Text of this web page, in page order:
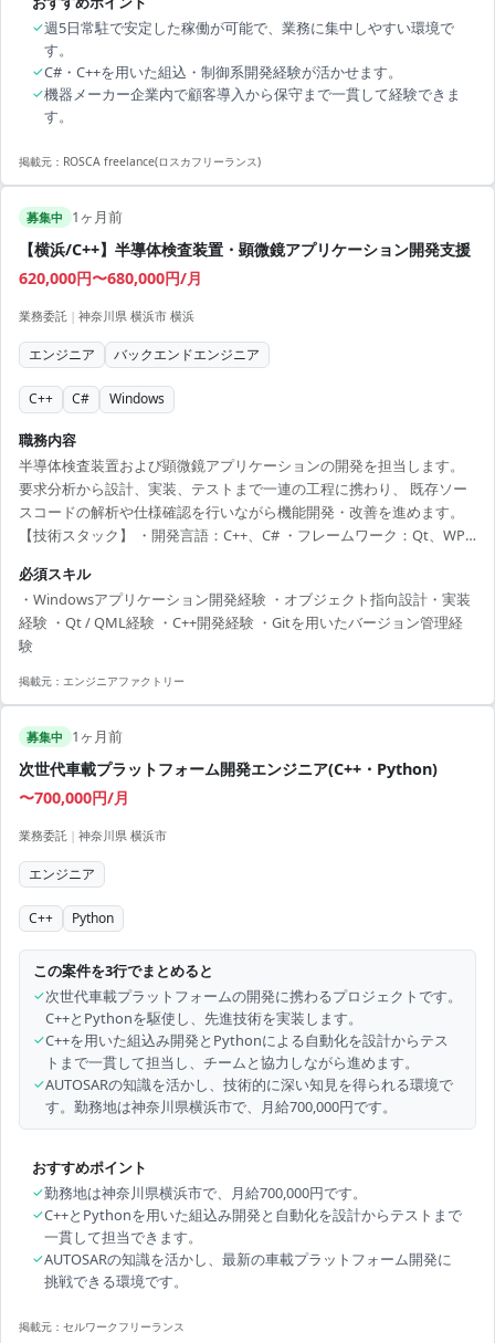
✓週5日常駐で安定した稼働が可能で、業務に集中しやすい環境で
す。
✓C#・C++を用いた組込・制御系開発経験が活かせます。
✓機器メーカー企業内で顧客導入から保守まで一貫して経験できま
す。
掲載元： ROSCA freelance(ロスカフリーランス)
募集中 1ヶ月前
【横浜/C++】半導体検査装置・顕微鏡アプリケーション開発支援
620,000円〜680,000円/月
業務委託 | 神奈川県 横浜市 横浜
エンジニア バックエンドエンジニア
C++ C# Windows
職務内容
半導体検査装置および顕微鏡アプリケーションの開発を担当します。
要求分析から設計、実装、テストまで一連の工程に携わり、 既存ソー
スコードの解析や仕様確認を行いながら機能開発・改善を進めます。
【技術スタック】 ・開発言語：C++、C# ・フレームワーク：Qt、WPF
【作業期間】 2026年 9月21日 ～ 2026年 12月20日 (作業内容・状況によ
りさらに延長)
必須スキル
・Windowsアプリケーション開発経験 ・オブジェクト指向設計・実装
経験 ・Qt / QML経験 ・C++開発経験 ・Gitを用いたバージョン管理経
験
掲載元： エンジニアファクトリー
募集中 1ヶ月前
次世代車載プラットフォーム開発エンジニア(C++・Python)
〜700,000円/月
業務委託 | 神奈川県 横浜市
エンジニア
C++ Python
この案件を3行でまとめると
✓次世代車載プラットフォームの開発に携わるプロジェクトです。
C++とPythonを駆使し、先進技術を実装します。
✓C++を用いた組込み開発とPythonによる自動化を設計からテス
トまで一貫して担当し、チームと協力しながら進めます。
✓AUTOSARの知識を活かし、技術的に深い知見を得られる環境で
す。勤務地は神奈川県横浜市で、月給700,000円です。
おすすめポイント
✓勤務地は神奈川県横浜市で、月給700,000円です。
✓C++とPythonを用いた組込み開発と自動化を設計からテストまで
一貫して担当できます。
✓AUTOSARの知識を活かし、最新の車載プラットフォーム開発に
挑戦できる環境です。
掲載元： セルワークフリーランス